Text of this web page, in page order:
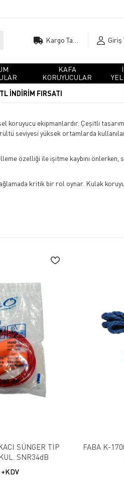
KAFA
KORUYUCULAR
İNDİRİM FIRSATI
koruyucu ekipmanlardır. Çeşitli
seviyesi yüksek ortamlarda
özelliği ile işitme kaybını önlerken,
kritik bir rol oynar. Kulak
SÜNGER TİP
SNR34dB
+KDV
FABA K-